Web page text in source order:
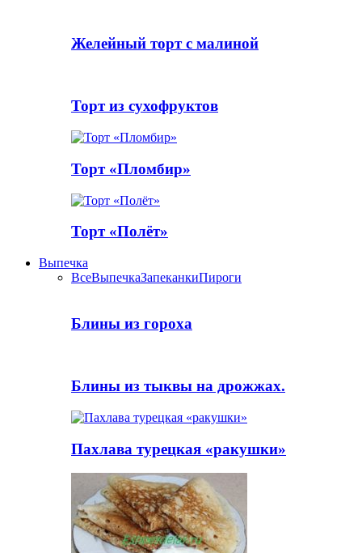
Желейный торт с малиной
Торт из сухофруктов
Торт «Пломбир»
Торт «Полёт»
Выпечка
ВсеВыпечкаЗапеканкиПироги
Блины из гороха
Блины из тыквы на дрожжах.
Пахлава турецкая «ракушки»